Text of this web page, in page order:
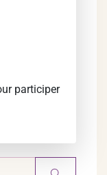
participer